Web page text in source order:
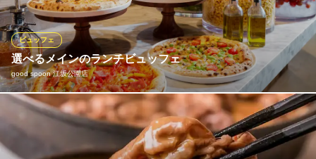
選べるメインのランチビュッフェ
good spoon 江坂公園店
ビュッフェ
選べるメイン＋食べ放題ビュッフェ＋ドリンクバーを1,980円～お
楽しみいただけます。メインは"チキンのトマト煮込み"や"国産黒
毛和牛のランプ肉のステーキ"などのおすすめメニューからお選び